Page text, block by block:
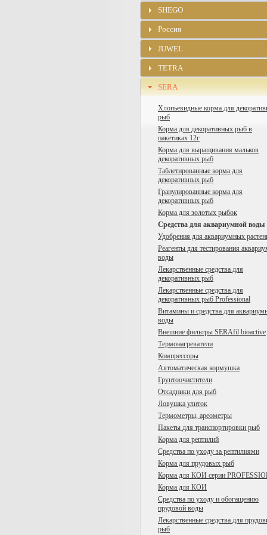
SHEGO
Россия
JUWEL
TETRA
SERA
Хлопьевидные корма для
рыб
Корма для декоративных рыб в
пакетиках 12г
Корма для выращивания мальков
декоративных рыб
Таблетированные корма для
декоративных рыб
Гранулированные корма для
декоративных рыб
Корма для золотых рыбок
Средства для аквариумной воды
Удобрения для аквариумных
Реагенты для тестирования
воды
Лекарственные средства для
декоративных рыб
Лекарственные средства для
декоративных рыб Professional
Витамины и средства для
воды
Внешние фильтры SERAfil bioactive
Tермонагреватели
Компрессоры
Автоматическая кормушка
Грунтоочистители
Отсадники для рыб
Ловушка улиток
Термометры, ареометры
Пакеты для транспортировки рыб
Корма для рептилий
Средства по уходу за рептилиями
Корма для прудовых рыб
Корма для КОИ серии
Корма для КОИ
Средства по уходу и обогащению
прудовой воды
Лекарственные средства для
рыб